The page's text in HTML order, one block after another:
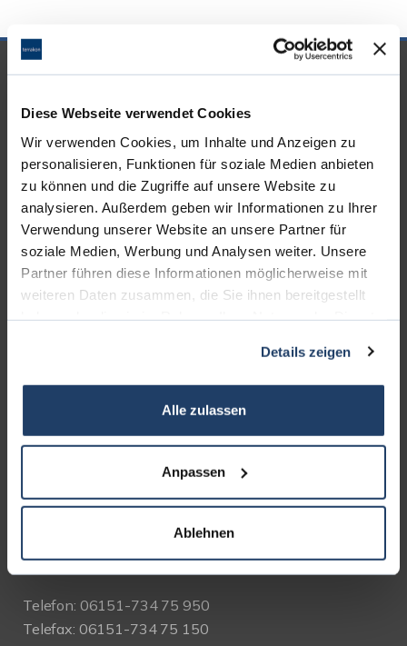
Diese Webseite verwendet Cookies
Wir verwenden Cookies, um Inhalte und Anzeigen zu
personalisieren, Funktionen für soziale Medien anbieten
zu können und die Zugriffe auf unsere Website zu
analysieren. Außerdem geben wir Informationen zu Ihrer
Verwendung unserer Website an unsere Partner für
soziale Medien, Werbung und Analysen weiter. Unsere
Partner führen diese Informationen möglicherweise mit
weiteren Daten zusammen, die Sie ihnen bereitgestellt
Details zeigen
Alle zulassen
Anpassen
Ablehnen
UNSERE PARTNER &
AUSZEICHNUNGEN
terrakon Immobilienberatung
Bad Nauheimer Straße 4
Bürozeiten:
Mo. - Fr. 9.00 - 18.00 Uhr
Sa. + So. nach Vereinbarung
Telefon: 06151-734 75 950
Telefax: 06151-734 75 150